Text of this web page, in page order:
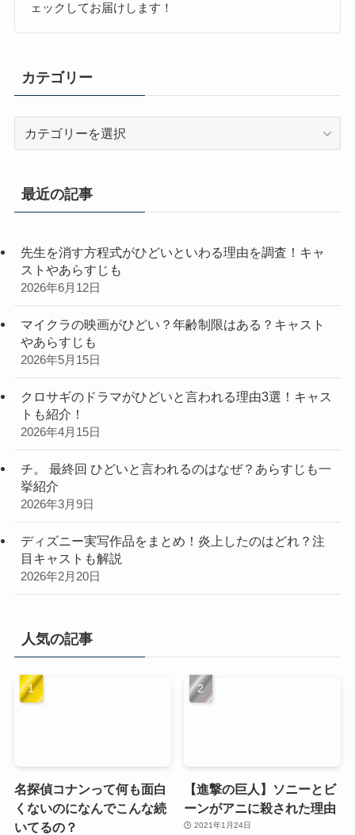
ェックしてお届けします！
カテゴリー
リ
最近の記事
先生を消す方程式がひどいといわる理由を調査！キャ
ストやあらすじも
2026年6月12日
マイクラの映画がひどい？年齢制限はある？キャスト
やあらすじも
2026年5月15日
クロサギのドラマがひどいと言われる理由3選！キャス
トも紹介！
2026年4月15日
チ。 最終回 ひどいと言われるのはなぜ？あらすじも一
挙紹介
2026年3月9日
ディズニー実写作品をまとめ！炎上したのはどれ？注
目キャストも解説
2026年2月20日
人気の記事
名探偵コナンって何も面白
くないのになんでこんな続
いてるの？
【進撃の巨人】ソニーとビ
ーンがアニに殺された理由
2021年1月24日